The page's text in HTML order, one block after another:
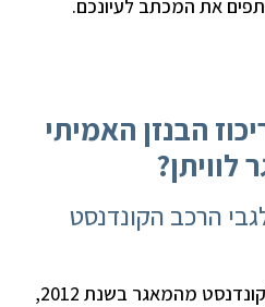
את המכתב לעיונכם.
הבנזן האמיתי
הרכב הקונדנסט
לפי הדגימה הבודדת שעשו לקונדנסט מהמאגר בשנת 2012,